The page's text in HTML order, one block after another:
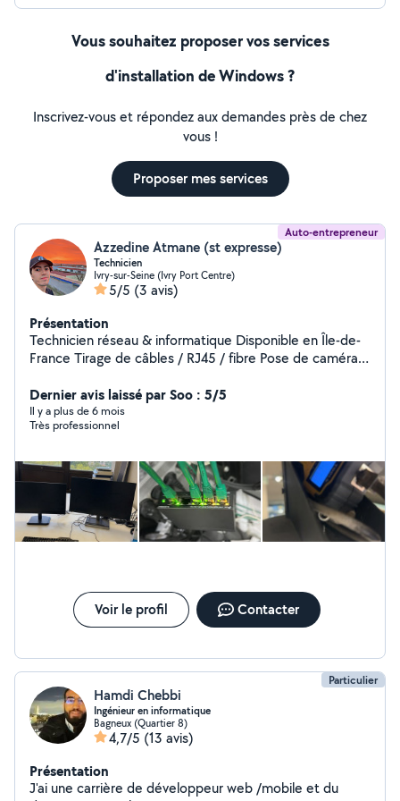
Sécurisation et protection des données personnelles
Vous souhaitez proposer vos services
d'installation de Windows ?
Inscrivez-vous et répondez aux demandes près de chez
vous !
Proposer mes services
Auto-entrepreneur
Azzedine Atmane (st expresse)
Technicien
Ivry-sur-Seine (Ivry Port Centre)
5/5 (3 avis)
Présentation
Technicien réseau & informatique Disponible en Île-de-
France Tirage de câbles / RJ45 / fibre Pose de caméras
Dépannage logiciel / Montage / Nettoyage virus
Dernier avis laissé par Soo : 5/5
Il y a plus de 6 mois
Très professionnel
Voir le profil Contacter
Particulier
Hamdi Chebbi
Ingénieur en informatique
Bagneux (Quartier 8)
4,7/5 (13 avis)
Présentation
J'ai une carrière de développeur web /mobile et du